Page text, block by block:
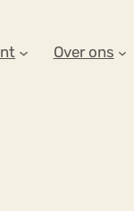
Over ons